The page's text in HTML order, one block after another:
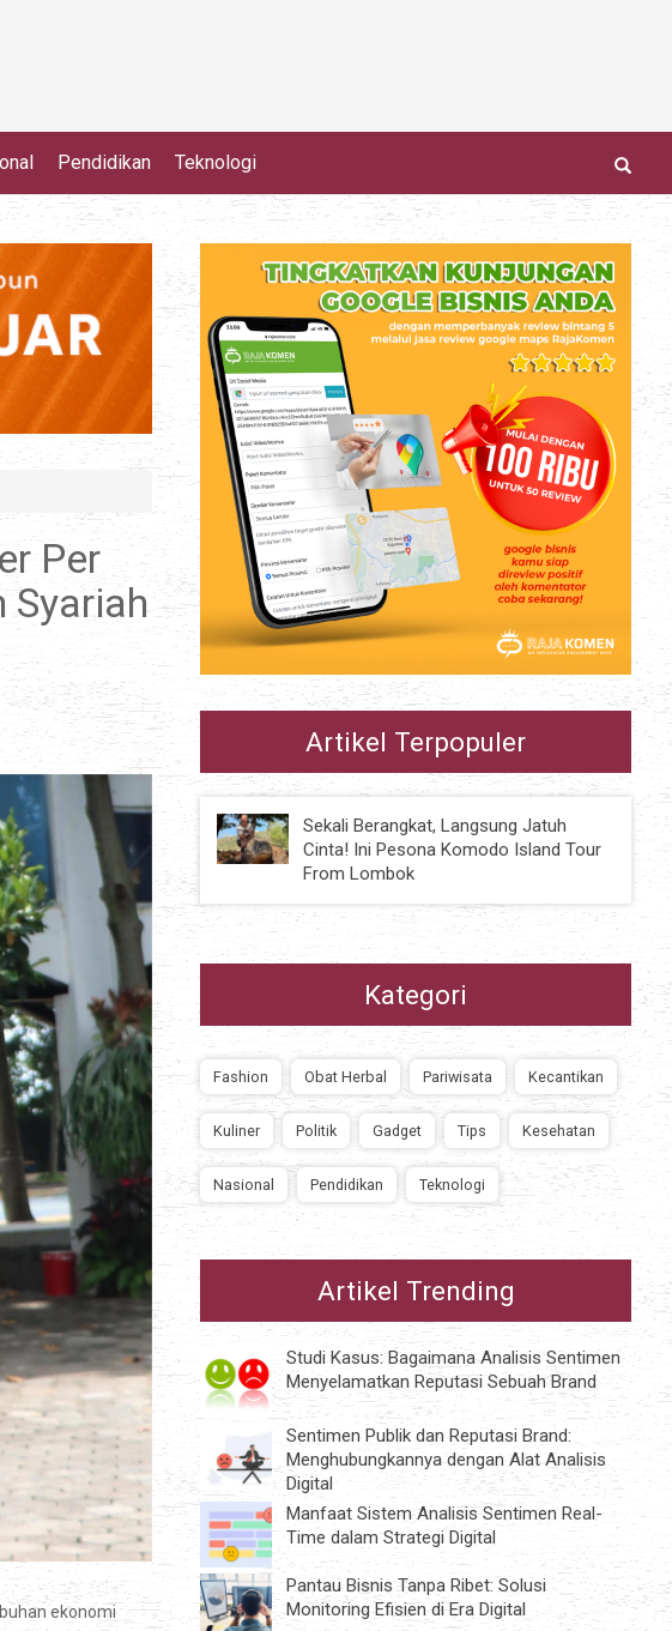
Pendidikan Teknologi
Per
Syariah
ekonomi
Artikel Terpopuler
Sekali Berangkat, Langsung Jatuh
Cinta! Ini Pesona Komodo Island Tour
From Lombok
Kategori
Fashion Obat Herbal Pariwisata Kecantikan
Kuliner Politik Gadget Tips Kesehatan
Nasional Pendidikan Teknologi
Artikel Trending
Studi Kasus: Bagaimana Analisis Sentimen
Menyelamatkan Reputasi Sebuah Brand
Sentimen Publik dan Reputasi Brand:
Menghubungkannya dengan Alat Analisis
Digital
Manfaat Sistem Analisis Sentimen Real-
Time dalam Strategi Digital
Pantau Bisnis Tanpa Ribet: Solusi
Monitoring Efisien di Era Digital